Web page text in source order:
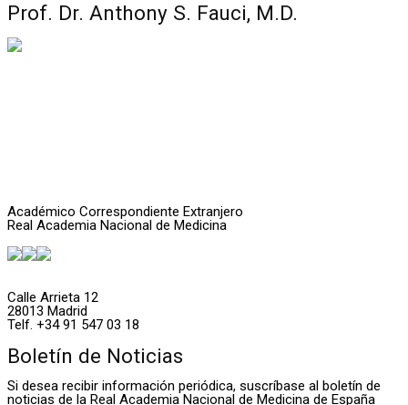
Prof. Dr. Anthony S. Fauci, M.D.
Académico Correspondiente Extranjero
Real Academia Nacional de Medicina
Calle Arrieta 12
28013 Madrid
Telf. +34 91 547 03 18
Boletín de Noticias
Si desea recibir información periódica, suscríbase al boletín de
noticias de la Real Academia Nacional de Medicina de España